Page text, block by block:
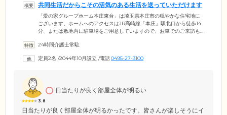
共同生活だからこその活気のある生活を送っていただけます
「愛の家グループホーム本庄東台」は埼玉県本庄市の穏やかな住宅地に
ございます。ホームへのアクセスはJR高崎線「本庄」駅北口から徒歩14
分、または敷地内に駐車場をご用意していますので、お車でのご来訪も
上の認定を受けた方がご入居いただけます。ホームではご入居者様が9人
エーション、イベントなどに協力して取り組み、みなさま和気あいあい
24時間介護士常駐
定員2名 /2044年10月設立 /電話0495-27-3100
3.8
日当たりが良く部屋全体が明るい
日当たりが良く部屋全体が明るかったです。皆さんが楽しそうにイ